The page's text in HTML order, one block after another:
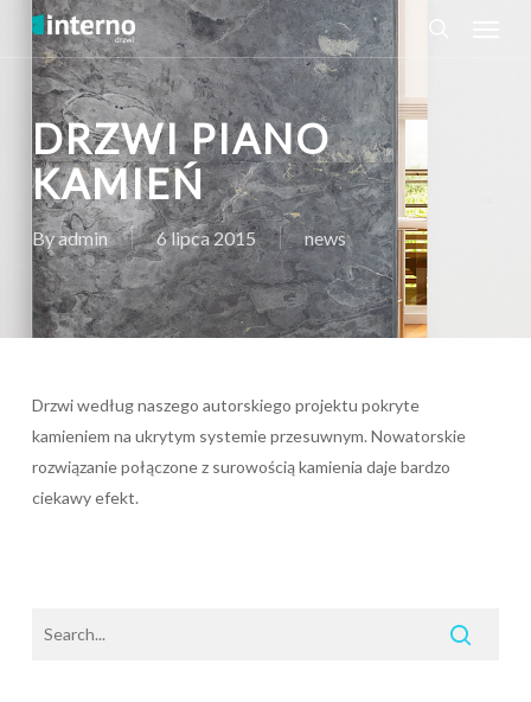
main
content
DRZWI PIANO
KAMIEŃ
Byadmin 6 lipca 2015 news
Drzwi według naszego autorskiego projektu pokryte
kamieniem na ukrytym systemie przesuwnym. Nowatorskie
rozwiązanie połączone z surowością kamienia daje bardzo
ciekawy efekt.